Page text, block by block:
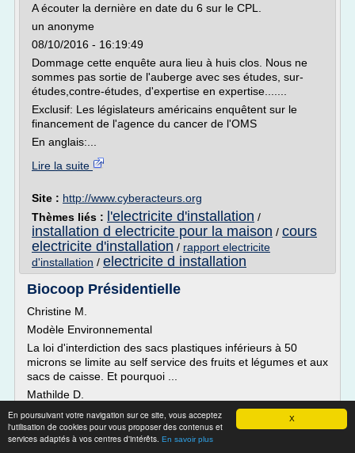
X
En poursuivant votre navigation sur ce site, vous acceptez
l'utilisation de cookies pour vous proposer des contenus et
services adaptés à vos centres d'intérêts. En savoir plus
A écouter la dernière en date du 6 sur le CPL.
un anonyme
08/10/2016 - 16:19:49
Dommage cette enquête aura lieu à huis clos. Nous ne
sommes pas sortie de l'auberge avec ses études, sur-
études,contre-études, d'expertise en expertise.......
Exclusif: Les législateurs américains enquêtent sur le
financement de l'agence du cancer de l'OMS
En anglais:...
Lire la suite
Site : http://www.cyberacteurs.org
Thèmes liés :
l'electricite d'installation /
installation d electricite pour la maison / cours
electricite d'installation / rapport electricite
d'installation / electricite d installation
Biocoop Présidentielle
Christine M.
Modèle Environnemental
La loi d'interdiction des sacs plastiques inférieurs à 50
microns se limite au self service des fruits et légumes et aux
sacs de caisse. Et pourquoi ...
Mathilde D.
. . .
Modèle Environnemental